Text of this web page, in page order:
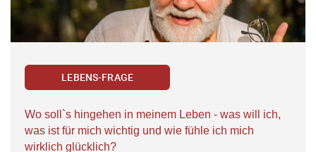
LEBENS-FRAGE
Wo soll`s hingehen in meinem Leben - was will ich,
was ist für mich wichtig und wie fühle ich mich
wirklich glücklich?